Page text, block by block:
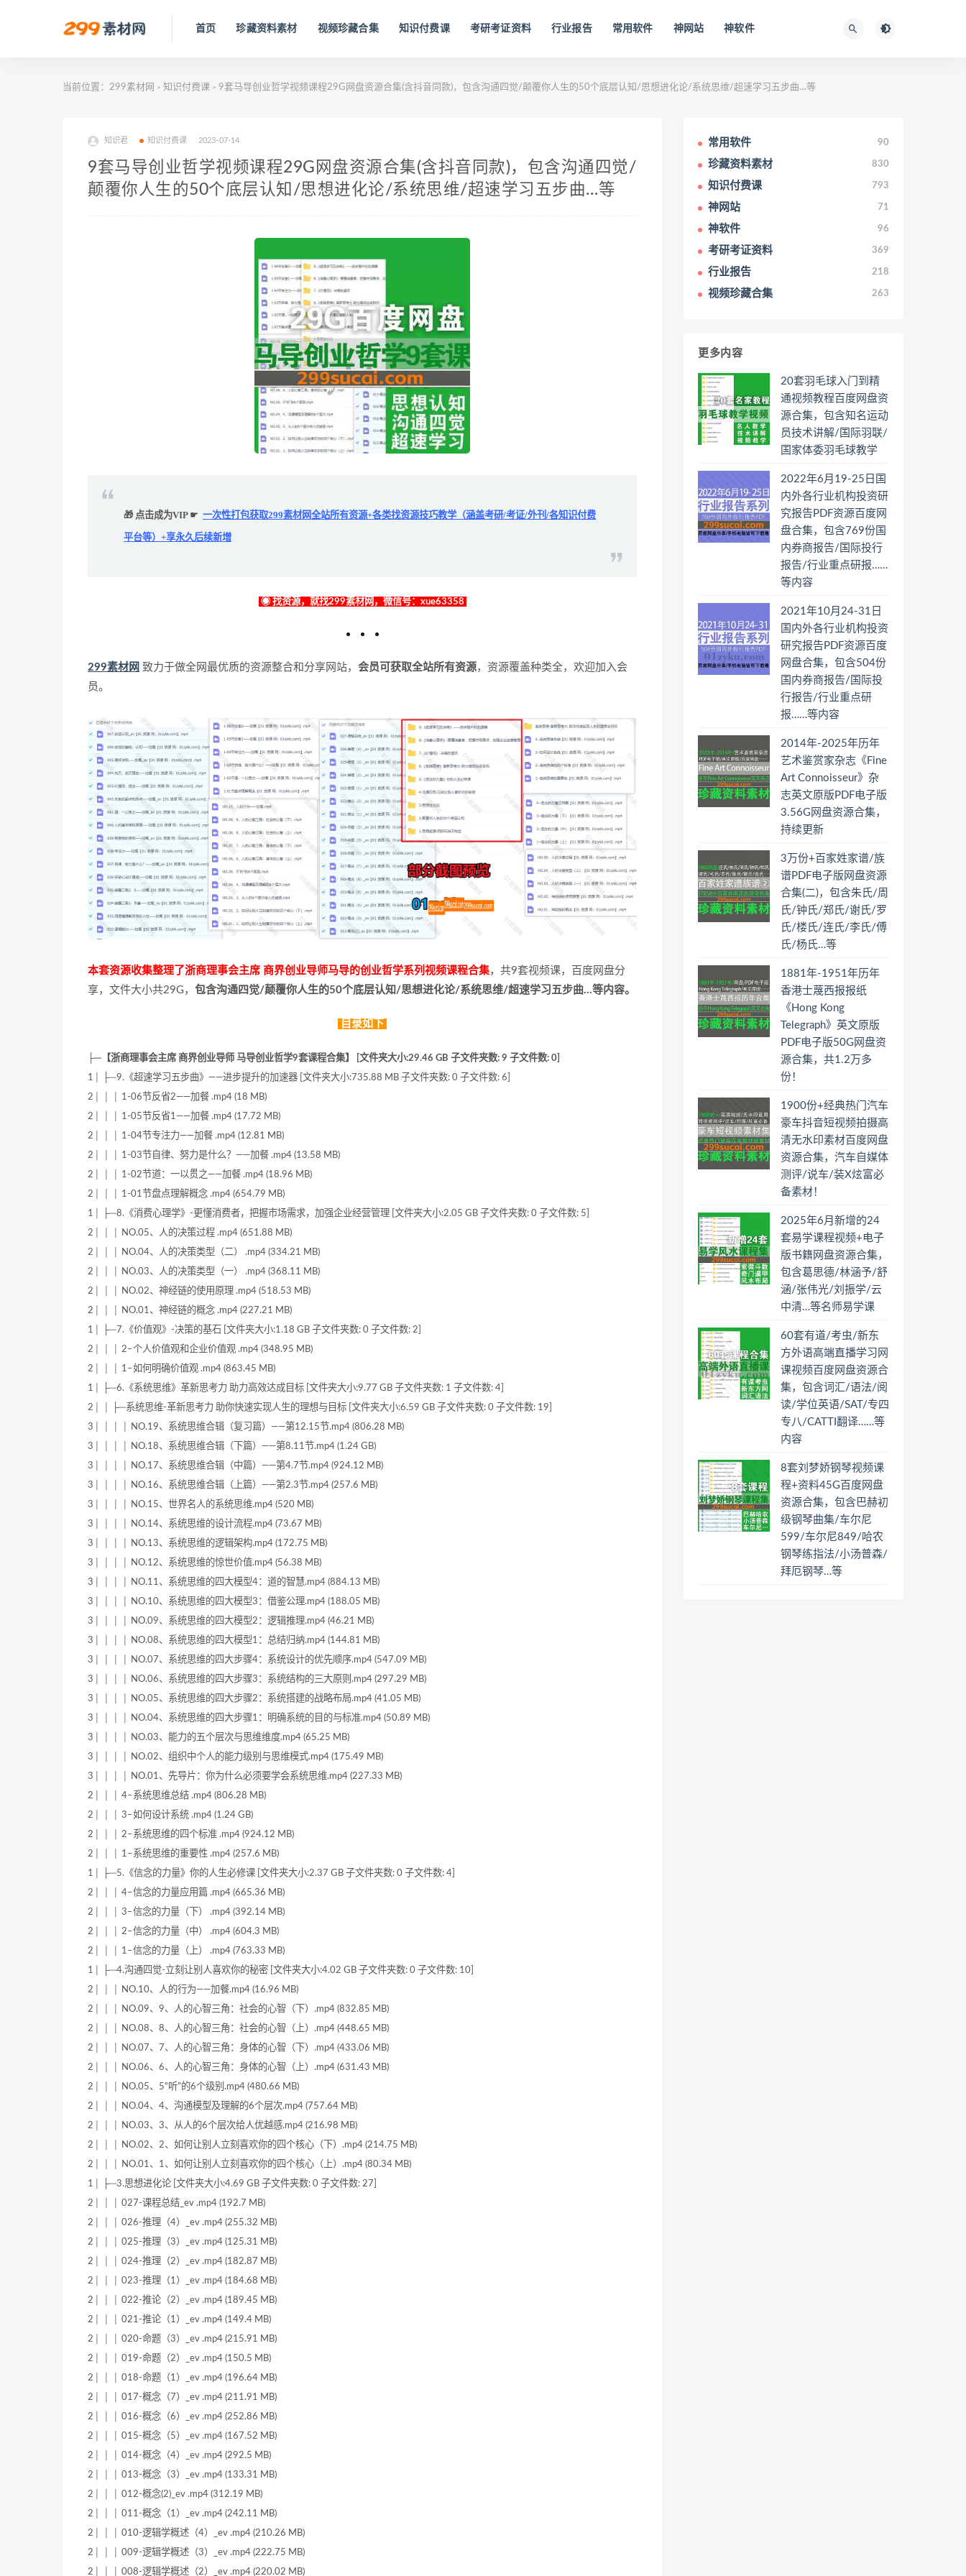
首页 珍藏资料素材 视频珍藏合集 知识付费课 考研考证资料 行业报告 常用软件 神网站 神软件
当前位置： 299素材网 > 知识付费课 > 9套马导创业哲学视频课程29G网盘资源合集(含抖音同款)，包含沟通四觉/颠覆你人生的50个底层认知/思想进化论/系统思维/超速学习五步曲…等
知识君 知识付费课 2023-07-14
9套马导创业哲学视频课程29G网盘资源合集(含抖音同款)，包含沟通四觉/
颠覆你人生的50个底层认知/思想进化论/系统思维/超速学习五步曲…等
🎁 点击成为VIP ☛ 一次性打包获取299素材网全站所有资源+各类找资源技巧教学（涵盖考研/考证/外刊/各知识付费
平台等）+享永久后续新增
◉ 找资源，就找299素材网，微信号：xue63358
299素材网 致力于做全网最优质的资源整合和分享网站， 会员可获取全站所有资源，资源覆盖种类全，欢迎加入会
员。
本套资源收集整理了浙商理事会主席 商界创业导师马导的创业哲学系列视频课程合集，共9套视频课，百度网盘分
享，文件大小共29G， 包含沟通四觉/颠覆你人生的50个底层认知/思想进化论/系统思维/超速学习五步曲…等内容。
目录如下
├─【浙商理事会主席 商界创业导师 马导创业哲学9套课程合集】 [文件夹大小:29.46 GB 子文件夹数: 9 子文件数: 0]
1│ ├─9.《超速学习五步曲》——进步提升的加速器 [文件夹大小:735.88 MB 子文件夹数: 0 子文件数: 6]
2│ │ │ 1-06节反省2——加餐 .mp4 (18 MB)
2│ │ │ 1-05节反省1——加餐 .mp4 (17.72 MB)
2│ │ │ 1-04节专注力——加餐 .mp4 (12.81 MB)
2│ │ │ 1-03节自律、努力是什么？——加餐 .mp4 (13.58 MB)
2│ │ │ 1-02节道：一以贯之——加餐 .mp4 (18.96 MB)
2│ │ │ 1-01节盘点理解概念 .mp4 (654.79 MB)
1│ ├─8.《消费心理学》-更懂消费者，把握市场需求，加强企业经营管理 [文件夹大小:2.05 GB 子文件夹数: 0 子文件数: 5]
2│ │ │ NO.05、人的决策过程 .mp4 (651.88 MB)
2│ │ │ NO.04、人的决策类型（二） .mp4 (334.21 MB)
2│ │ │ NO.03、人的决策类型（一） .mp4 (368.11 MB)
2│ │ │ NO.02、神经链的使用原理 .mp4 (518.53 MB)
2│ │ │ NO.01、神经链的概念 .mp4 (227.21 MB)
1│ ├─7.《价值观》-决策的基石 [文件夹大小:1.18 GB 子文件夹数: 0 子文件数: 2]
2│ │ │ 2–个人价值观和企业价值观 .mp4 (348.95 MB)
2│ │ │ 1–如何明确价值观 .mp4 (863.45 MB)
1│ ├─6.《系统思维》革新思考力 助力高效达成目标 [文件夹大小:9.77 GB 子文件夹数: 1 子文件数: 4]
2│ │ ├─系统思维-革新思考力 助你快速实现人生的理想与目标 [文件夹大小:6.59 GB 子文件夹数: 0 子文件数: 19]
3│ │ │ │ NO.19、系统思维合辑（复习篇）——第12.15节.mp4 (806.28 MB)
3│ │ │ │ NO.18、系统思维合辑（下篇）——第8.11节.mp4 (1.24 GB)
3│ │ │ │ NO.17、系统思维合辑（中篇）——第4.7节.mp4 (924.12 MB)
3│ │ │ │ NO.16、系统思维合辑（上篇）——第2.3节.mp4 (257.6 MB)
3│ │ │ │ NO.15、世界名人的系统思维.mp4 (520 MB)
3│ │ │ │ NO.14、系统思维的设计流程.mp4 (73.67 MB)
3│ │ │ │ NO.13、系统思维的逻辑架构.mp4 (172.75 MB)
3│ │ │ │ NO.12、系统思维的惊世价值.mp4 (56.38 MB)
3│ │ │ │ NO.11、系统思维的四大模型4：道的智慧.mp4 (884.13 MB)
3│ │ │ │ NO.10、系统思维的四大模型3：借鉴公理.mp4 (188.05 MB)
3│ │ │ │ NO.09、系统思维的四大模型2：逻辑推理.mp4 (46.21 MB)
3│ │ │ │ NO.08、系统思维的四大模型1：总结归纳.mp4 (144.81 MB)
3│ │ │ │ NO.07、系统思维的四大步骤4：系统设计的优先顺序.mp4 (547.09 MB)
3│ │ │ │ NO.06、系统思维的四大步骤3：系统结构的三大原则.mp4 (297.29 MB)
3│ │ │ │ NO.05、系统思维的四大步骤2：系统搭建的战略布局.mp4 (41.05 MB)
3│ │ │ │ NO.04、系统思维的四大步骤1：明确系统的目的与标准.mp4 (50.89 MB)
3│ │ │ │ NO.03、能力的五个层次与思维维度.mp4 (65.25 MB)
3│ │ │ │ NO.02、组织中个人的能力级别与思维模式.mp4 (175.49 MB)
3│ │ │ │ NO.01、先导片：你为什么必须要学会系统思维.mp4 (227.33 MB)
2│ │ │ 4–系统思维总结 .mp4 (806.28 MB)
2│ │ │ 3–如何设计系统 .mp4 (1.24 GB)
2│ │ │ 2–系统思维的四个标准 .mp4 (924.12 MB)
2│ │ │ 1–系统思维的重要性 .mp4 (257.6 MB)
1│ ├─5.《信念的力量》你的人生必修课 [文件夹大小:2.37 GB 子文件夹数: 0 子文件数: 4]
2│ │ │ 4–信念的力量应用篇 .mp4 (665.36 MB)
2│ │ │ 3–信念的力量（下） .mp4 (392.14 MB)
2│ │ │ 2–信念的力量（中） .mp4 (604.3 MB)
2│ │ │ 1–信念的力量（上） .mp4 (763.33 MB)
1│ ├─4.沟通四觉-立刻让别人喜欢你的秘密 [文件夹大小:4.02 GB 子文件夹数: 0 子文件数: 10]
2│ │ │ NO.10、人的行为——加餐.mp4 (16.96 MB)
2│ │ │ NO.09、9、人的心智三角：社会的心智（下）.mp4 (832.85 MB)
2│ │ │ NO.08、8、人的心智三角：社会的心智（上）.mp4 (448.65 MB)
2│ │ │ NO.07、7、人的心智三角：身体的心智（下）.mp4 (433.06 MB)
2│ │ │ NO.06、6、人的心智三角：身体的心智（上）.mp4 (631.43 MB)
2│ │ │ NO.05、5“听”的6个级别.mp4 (480.66 MB)
2│ │ │ NO.04、4、沟通模型及理解的6个层次.mp4 (757.64 MB)
2│ │ │ NO.03、3、从人的6个层次给人优越感.mp4 (216.98 MB)
2│ │ │ NO.02、2、如何让别人立刻喜欢你的四个核心（下）.mp4 (214.75 MB)
2│ │ │ NO.01、1、如何让别人立刻喜欢你的四个核心（上）.mp4 (80.34 MB)
1│ ├─3.思想进化论 [文件夹大小:4.69 GB 子文件夹数: 0 子文件数: 27]
2│ │ │ 027-课程总结_ev .mp4 (192.7 MB)
2│ │ │ 026-推理（4）_ev .mp4 (255.32 MB)
2│ │ │ 025-推理（3）_ev .mp4 (125.31 MB)
2│ │ │ 024-推理（2）_ev .mp4 (182.87 MB)
2│ │ │ 023-推理（1）_ev .mp4 (184.68 MB)
2│ │ │ 022-推论（2）_ev .mp4 (189.45 MB)
2│ │ │ 021-推论（1）_ev .mp4 (149.4 MB)
2│ │ │ 020-命题（3）_ev .mp4 (215.91 MB)
2│ │ │ 019-命题（2）_ev .mp4 (150.5 MB)
2│ │ │ 018-命题（1）_ev .mp4 (196.64 MB)
2│ │ │ 017-概念（7）_ev .mp4 (211.91 MB)
2│ │ │ 016-概念（6）_ev .mp4 (252.86 MB)
2│ │ │ 015-概念（5）_ev .mp4 (167.52 MB)
2│ │ │ 014-概念（4）_ev .mp4 (292.5 MB)
2│ │ │ 013-概念（3）_ev .mp4 (133.31 MB)
2│ │ │ 012-概念(2)_ev .mp4 (312.19 MB)
2│ │ │ 011-概念（1）_ev .mp4 (242.11 MB)
2│ │ │ 010-逻辑学概述（4）_ev .mp4 (210.26 MB)
2│ │ │ 009-逻辑学概述（3）_ev .mp4 (222.75 MB)
2│ │ │ 008-逻辑学概述（2）_ev .mp4 (220.02 MB)
常用软件 90
珍藏资料素材 830
知识付费课 793
神网站 71
神软件 96
考研考证资料 369
行业报告 218
视频珍藏合集 263
更多内容
20套羽毛球入门到精
通视频教程百度网盘资
源合集，包含知名运动
员技术讲解/国际羽联/
国家体委羽毛球教学
2022年6月19-25日国
内外各行业机构投资研
究报告PDF资源百度网
盘合集，包含769份国
内券商报告/国际投行
报告/行业重点研报……
等内容
2021年10月24-31日
国内外各行业机构投资
研究报告PDF资源百度
网盘合集，包含504份
国内券商报告/国际投
行报告/行业重点研
报……等内容
2014年-2025年历年
艺术鉴赏家杂志《Fine
Art Connoisseur》杂
志英文原版PDF电子版
3.56G网盘资源合集，
持续更新
3万份+百家姓家谱/族
谱PDF电子版网盘资源
合集(二)，包含朱氏/周
氏/钟氏/郑氏/谢氏/罗
氏/楼氏/连氏/李氏/傅
氏/杨氏…等
1881年-1951年历年
香港士蔑西报报纸
《Hong Kong
Telegraph》英文原版
PDF电子版50G网盘资
源合集，共1.2万多
份！
1900份+经典热门汽车
豪车抖音短视频拍摄高
清无水印素材百度网盘
资源合集，汽车自媒体
测评/说车/装X炫富必
备素材！
2025年6月新增的24
套易学课程视频+电子
版书籍网盘资源合集，
包含葛思德/林涵予/舒
涵/张伟光/刘振学/云
中清…等名师易学课
60套有道/考虫/新东
方外语高端直播学习网
课视频百度网盘资源合
集，包含词汇/语法/阅
读/学位英语/SAT/专四
专八/CATTI翻译……等
内容
8套刘梦娇钢琴视频课
程+资料45G百度网盘
资源合集，包含巴赫初
级钢琴曲集/车尔尼
599/车尔尼849/哈农
钢琴练指法/小汤普森/
拜厄钢琴…等